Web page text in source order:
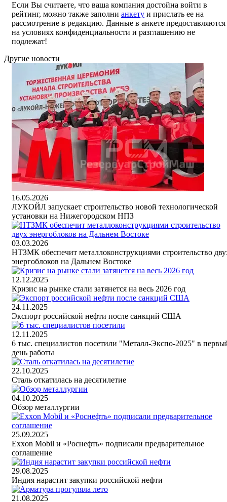
Если Вы считаете, что ваша компания достойна войти в
рейтинг, можно также заполни анкету и прислать ее на
рассмотрение в редакцию. Данные в анкете предоставляются
на условиях конфиденциальности и разглашению не
подлежат!
Другие новости
16.05.2026
ЛУКОЙЛ запускает строительство новой технологической
установки на Нижегородском НПЗ
03.03.2026
НТЗМК обеспечит металлоконструкциями строительство
энергоблоков на Дальнем Востоке
12.12.2025
Кризис на рынке стали затянется на весь 2026 год
24.11.2025
Экспорт российской нефти после санкций США
12.11.2025
6 тыс. специалистов посетили "Металл-Экспо-2025" в
день работы
22.10.2025
Сталь откатилась на десятилетие
04.10.2025
Обзор металлургии
25.09.2025
Exxon Mobil и «Роснефть» подписали предварительное
соглашение
29.08.2025
Индия нарастит закупки российской нефти
21.08.2025